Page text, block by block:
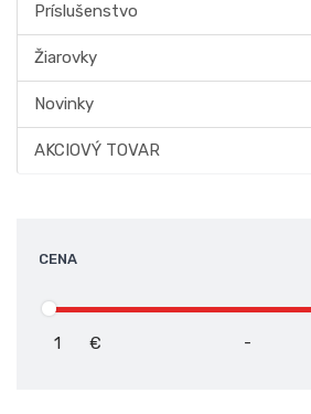
Príslušenstvo
Žiarovky
Novinky
AKCIOVÝ TOVAR
CENA
€ -